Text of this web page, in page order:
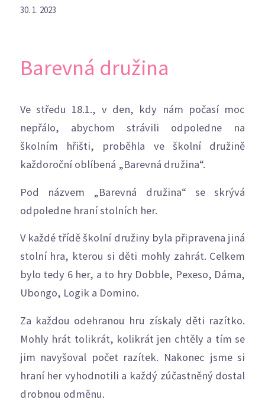
30. 1. 2023
Barevná družina
Ve středu 18.1., v den, kdy nám počasí moc
nepřálo, abychom strávili odpoledne na
školním hřišti, proběhla ve školní družině
každoroční oblíbená „Barevná družina“.
Pod názvem „Barevná družina“ se skrývá
odpoledne hraní stolních her.
V každé třídě školní družiny byla připravena jiná
stolní hra, kterou si děti mohly zahrát. Celkem
bylo tedy 6 her, a to hry Dobble, Pexeso, Dáma,
Ubongo, Logik a Domino.
Za každou odehranou hru získaly děti razítko.
Mohly hrát tolikrát, kolikrát jen chtěly a tím se
jim navyšoval počet razítek. Nakonec jsme si
hraní her vyhodnotili a každý zúčastněný dostal
drobnou odměnu.